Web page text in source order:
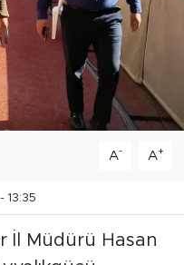
A- A+
13:35
İl Müdürü Hasan